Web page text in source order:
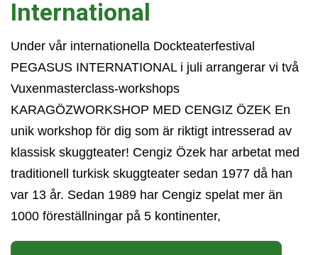
International
Under vår internationella Dockteaterfestival
PEGASUS INTERNATIONAL i juli arrangerar vi två
Vuxenmasterclass-workshops
KARAGÖZWORKSHOP MED CENGIZ ÖZEK En
unik workshop för dig som är riktigt intresserad av
klassisk skuggteater! Cengiz Özek har arbetat med
traditionell turkisk skuggteater sedan 1977 då han
var 13 år. Sedan 1989 har Cengiz spelat mer än
1000 föreställningar på 5 kontinenter,